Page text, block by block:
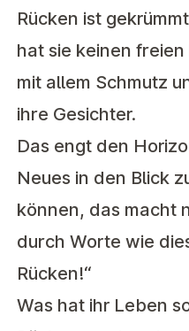
Rücken ist
hat sie keinen
mit allem Schmutz
ihre Gesichter.
Das engt den
Neues in den Blick
können, das macht
durch Worte wie
Rücken!“
Was hat ihr Leben